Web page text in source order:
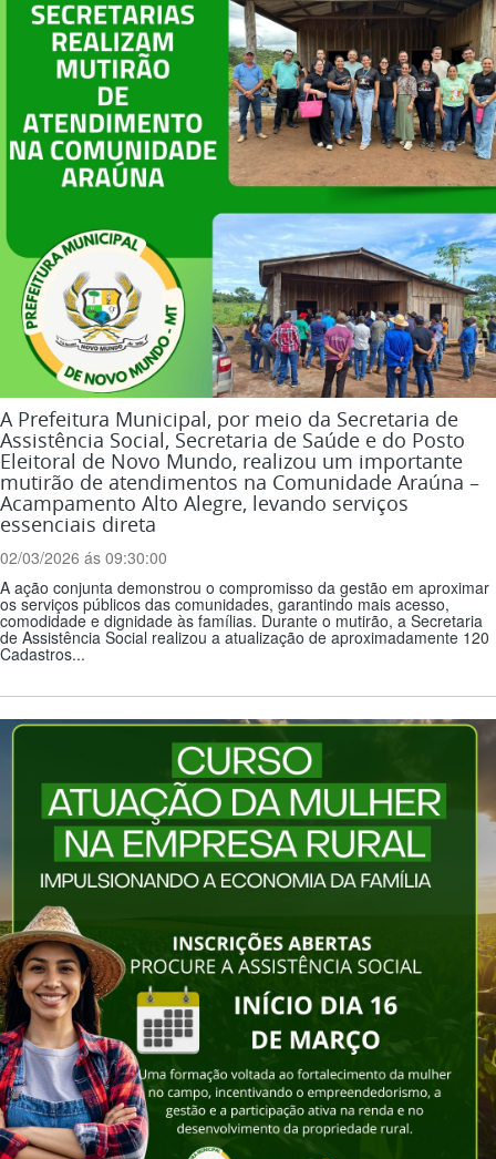
A Prefeitura Municipal, por meio da Secretaria de
Assistência Social, Secretaria de Saúde e do Posto
Eleitoral de Novo Mundo, realizou um importante
mutirão de atendimentos na Comunidade Araúna –
Acampamento Alto Alegre, levando serviços
essenciais direta
02/03/2026 ás 09:30:00
A ação conjunta demonstrou o compromisso da gestão em aproximar
os serviços públicos das comunidades, garantindo mais acesso,
comodidade e dignidade às famílias. Durante o mutirão, a Secretaria
de Assistência Social realizou a atualização de aproximadamente 120
Cadastros...